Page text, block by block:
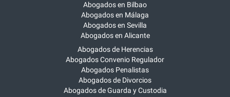
Abogados en Bilbao
Abogados en Málaga
Abogados en Sevilla
Abogados en Alicante
Abogados de Herencias
Abogados Convenio Regulador
Abogados Penalistas
Abogados de Divorcios
Abogados de Guarda y Custodia